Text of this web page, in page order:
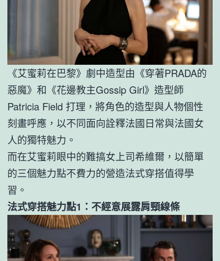
《艾蜜莉在巴黎》劇中造型由《穿著PRADA的
惡魔》和《花邊教主Gossip Girl》造型師
Patricia Field 打理，將角色的造型與人物個性
刻畫呼應，以不同面向詮釋法國日常與法國女
人的獨特魅力。
而在艾蜜莉眼中的難搞女上司希維爾，以簡單
的三個魅力點不費力的營造法式穿搭值得學
習。
法式穿搭魅力點1：不經意展露肩頸線條